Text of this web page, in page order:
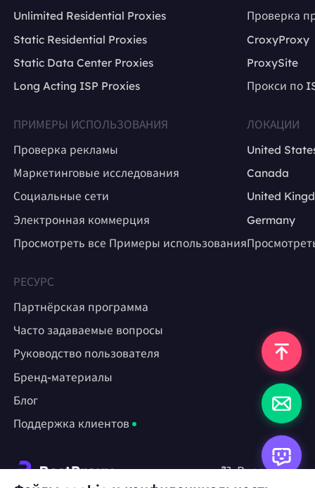
Unlimited Residential Proxies
Static Residential Proxies
Static Data Center Proxies
Long Acting ISP Proxies
Проверка
CroxyProxy
ProxySite
Прокси по
ПРИМЕРЫ ИСПОЛЬЗОВАНИЯ
Проверка рекламы
Маркетинговые исследования
Социальные сети
Электронная коммерция
Просмотреть все Примеры использования
ЛОКАЦИИ
United
Canada
United
Germany
РЕСУРС
Партнёрская программа
Часто задаваемые вопросы
Руководство пользователя
Бренд-материалы
Блог
Поддержка клиентов
Русский